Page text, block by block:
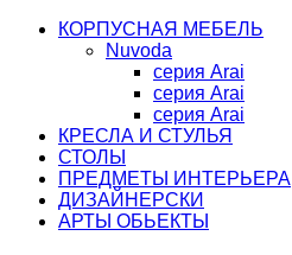
КОРПУСНАЯ МЕБЕЛЬ
Nuvoda
серия Arai
серия Arai
серия Arai
КРЕСЛА И СТУЛЬЯ
СТОЛЫ
ПРЕДМЕТЫ ИНТЕРЬЕРА
ДИЗАЙНЕРСКИ
АРТЫ ОБЬЕКТЫ